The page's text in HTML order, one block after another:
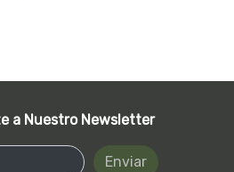
a Nuestro Newsletter
Enviar